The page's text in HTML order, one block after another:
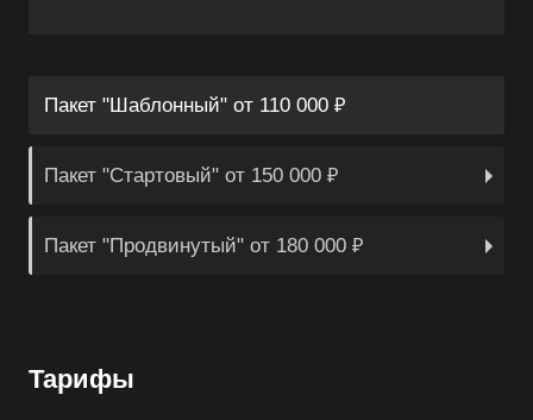
Пакет "Шаблонный" от 110 000 ₽
Пакет "Стартовый" от 150 000 ₽
Пакет "Продвинутый" от 180 000 ₽
Тарифы